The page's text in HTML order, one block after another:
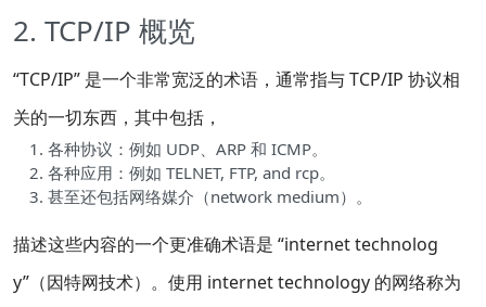
2. TCP/IP 概览
“TCP/IP” 是一个非常宽泛的术语，通常指与 TCP/IP 协议相
关的一切东西，其中包括，
各种协议：例如 UDP、ARP 和 ICMP。
各种应用：例如 TELNET, FTP, and rcp。
甚至还包括网络媒介（network medium）。
描述这些内容的一个更准确术语是 “internet technolog
y”（因特网技术）。使用 internet technology 的网络称为